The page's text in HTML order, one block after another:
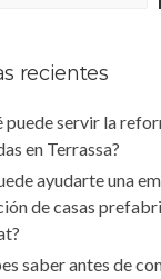
recientes
puede servir la
en Terrassa?
ayudarte una
de casas
saber antes de